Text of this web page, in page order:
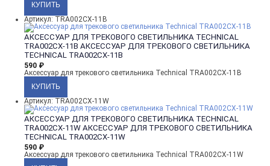
Артикул: TRA002CX-11B
АКСЕССУАР ДЛЯ ТРЕКОВОГО СВЕТИЛЬНИКА TECHNICAL
TRA002CX-11B АКСЕССУАР ДЛЯ ТРЕКОВОГО СВЕТИЛЬНИКА
TECHNICAL TRA002CX-11B
590 ₽
Аксессуар для трекового светильника Technical TRA002CX-11B
Артикул: TRA002CX-11W
АКСЕССУАР ДЛЯ ТРЕКОВОГО СВЕТИЛЬНИКА TECHNICAL
TRA002CX-11W АКСЕССУАР ДЛЯ ТРЕКОВОГО СВЕТИЛЬНИКА
TECHNICAL TRA002CX-11W
590 ₽
Аксессуар для трекового светильника Technical TRA002CX-11W